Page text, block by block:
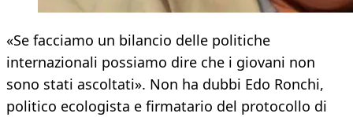
«Se facciamo un bilancio delle politiche
internazionali possiamo dire che i giovani non
sono stati ascoltati». Non ha dubbi Edo Ronchi,
politico ecologista e firmatario del protocollo di